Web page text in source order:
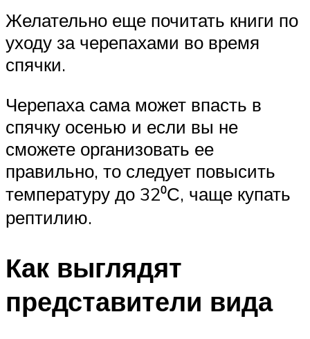
Желательно еще почитать книги по
уходу за черепахами во время
спячки.
Черепаха сама может впасть в
спячку осенью и если вы не
сможете организовать ее
правильно, то следует повысить
температуру до 32⁰С, чаще купать
рептилию.
Как выглядят
представители вида